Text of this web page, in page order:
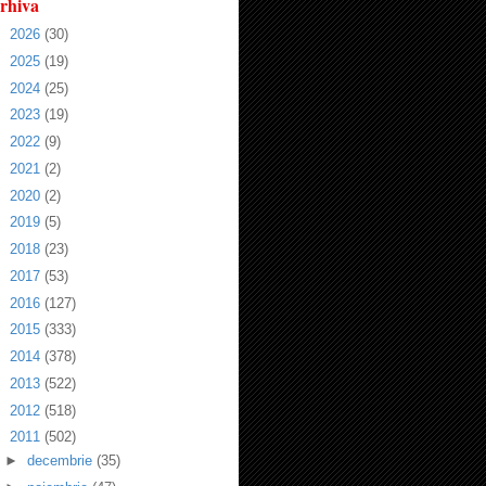
2026 (30)
2025 (19)
2024 (25)
2023 (19)
2022 (9)
2021 (2)
2020 (2)
2019 (5)
2018 (23)
2017 (53)
2016 (127)
2015 (333)
2014 (378)
2013 (522)
2012 (518)
2011 (502)
► decembrie (35)